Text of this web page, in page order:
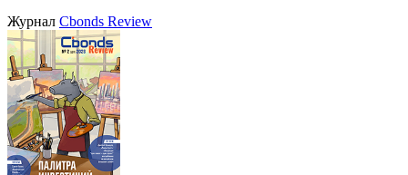
Журнал Cbonds Review